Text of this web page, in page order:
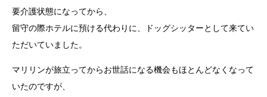
要介護状態になってから、
留守の際ホテルに預ける代わりに、ドッグシッターとして来てい
ただいていました。
マリリンが旅立ってからお世話になる機会もほとんどなくなって
いたのですが、